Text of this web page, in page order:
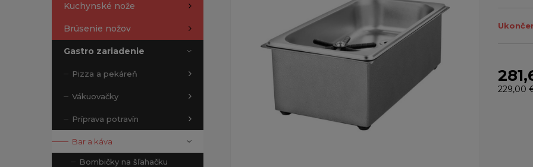
Kuchynské nože
Brúsenie nožov
Gastro zariadenie
Pizza a pekáreň
Vákuovačky
Príprava potravín
Bar a káva
Bombičky na šľahačku
229,00